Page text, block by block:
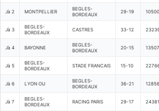
Jà 2 MONTPELLIER
BEGLES-
BORDEAUX
29-19 10500
Jà 3
BEGLES-
BORDEAUX
CASTRES 33-12
Jà 4 BAYONNE
BEGLES-
BORDEAUX
20-15 13507
Jà 5
BEGLES-
BORDEAUX
STADE FRANCAIS 15-10
Jà 6 LYON OU
BEGLES-
BORDEAUX
36-21 12856
Jà 7
BEGLES-
BORDEAUX
RACING PARIS 29-17 24381